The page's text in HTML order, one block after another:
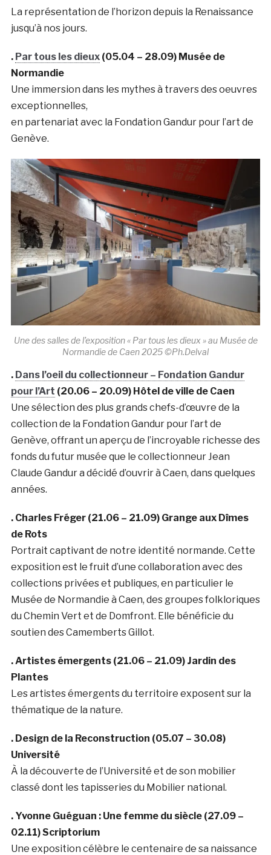
La représentation de l’horizon depuis la Renaissance
jusqu’à nos jours.
. Par tous les dieux(05.04 – 28.09) Musée de
Normandie
Une immersion dans les mythes à travers des oeuvres
exceptionnelles,
en partenariat avec la Fondation Gandur pour l’art de
Genève.
Une des salles de l’exposition « Par tous les dieux » au Musée de
Normandie de Caen 2025 ©Ph.Delval
. Dans l’oeil du collectionneur – Fondation Gandur
pour l’Art (20.06 – 20.09) Hôtel de ville de Caen
Une sélection des plus grands chefs-d’œuvre de la
collection de la Fondation Gandur pour l’art de
Genève, offrant un aperçu de l’incroyable richesse des
fonds du futur musée que le collectionneur Jean
Claude Gandur a décidé d’ouvrir à Caen, dans quelques
années.
. Charles Fréger (21.06 – 21.09) Grange aux Dîmes
de Rots
Portrait captivant de notre identité normande. Cette
exposition est le fruit d’une collaboration avec des
collections privées et publiques, en particulier le
Musée de Normandie à Caen, des groupes folkloriques
du Chemin Vert et de Domfront. Elle bénéficie du
soutien des Camemberts Gillot.
. Artistes émergents (21.06 – 21.09) Jardin des
Plantes
Les artistes émergents du territoire exposent sur la
thématique de la nature.
. Design de la Reconstruction (05.07 – 30.08)
Université
À la découverte de l’Université et de son mobilier
classé dont les tapisseries du Mobilier national.
. Yvonne Guéguan : Une femme du siècle (27.09 –
02.11) Scriptorium
Une exposition célèbre le centenaire de sa naissance